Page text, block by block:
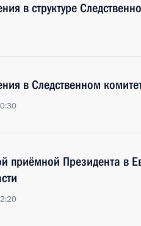
в структуре
в Следственном
приёмной Президента в